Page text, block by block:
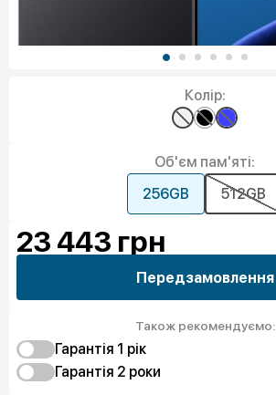
Колір:
Об'єм пам'яті:
256GB
512GB
23 443 грн
Передзамовлення
Також рекомендуємо:
Гарантія 1 рiк
Захист від браку
Гарантія 2 роки